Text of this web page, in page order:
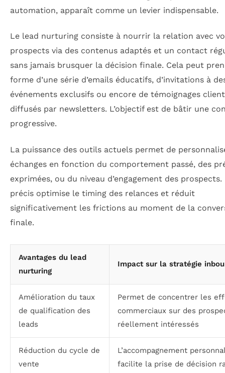
automation, apparaît comme un levier indispensable.
Le lead nurturing consiste à nourrir la relation avec
prospects via des contenus adaptés et un contact
sans jamais brusquer la décision finale. Cela peut
forme d’une série d’emails éducatifs, d’invitations à
événements exclusifs ou encore de témoignages
diffusés par newsletters. L’objectif est de bâtir une
progressive.
La puissance des outils actuels permet de
échanges en fonction du comportement passé, des
exprimées, ou du niveau d’engagement des prospects.
précis optimise le timing des relances et réduit
significativement les frictions au moment de la
finale.
Avantages du lead
nurturing
Impact sur la stratégie
Amélioration du taux
de qualification des
leads
Permet de concentrer les
commerciaux sur des
réellement intéressés
Réduction du cycle de
vente
L’accompagnement
facilite la prise de décision